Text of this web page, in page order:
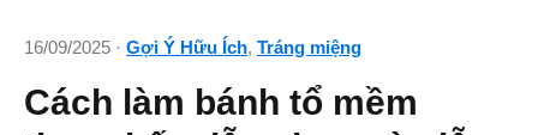
16/09/2025 · Gợi Ý Hữu Ích, Tráng miệng
Cách làm bánh tổ mềm